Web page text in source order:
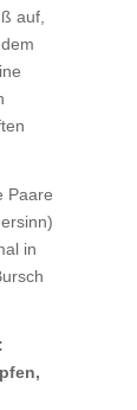
auf,
Paare
in